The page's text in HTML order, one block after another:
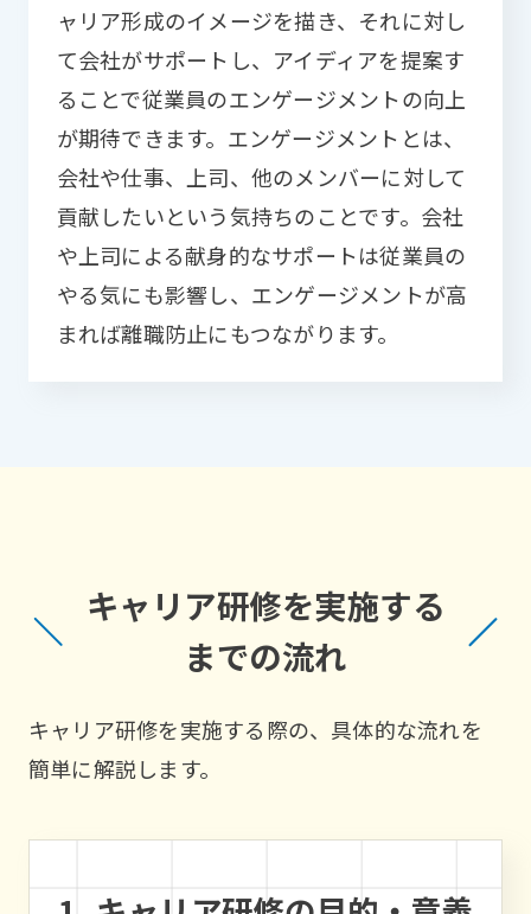
ャリア形成のイメージを描き、それに対し
て会社がサポートし、アイディアを提案す
ることで従業員のエンゲージメントの向上
が期待できます。エンゲージメントとは、
会社や仕事、上司、他のメンバーに対して
貢献したいという気持ちのことです。会社
や上司による献身的なサポートは従業員の
やる気にも影響し、エンゲージメントが高
まれば離職防止にもつながります。
キャリア研修を実施する
までの流れ
キャリア研修を実施する際の、具体的な流れを
簡単に解説します。